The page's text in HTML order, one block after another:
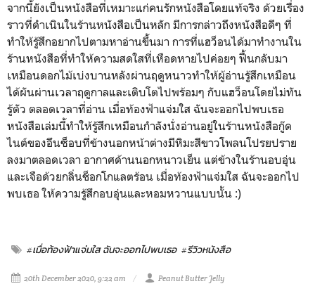
จากนี้ยังเป็นหนังสือที่เหมาะแก่คนรักหนังสือโดยแท้จริง ด้วยเรื่อง
ราวที่ดำเนินในร้านหนังสือเป็นหลัก มีการกล่าวถึงหนังสือดีๆ ที่
ทำให้รู้สึกอยากไปตามหาอ่านขึ้นมา การที่แฮว็อนได้มาทำงานใน
ร้านหนังสือที่ทำให้ความสดใสที่เหือดหายไปค่อยๆ ฟื้นกลับมา
เหมือนดอกไม้เบ่งบานหลังผ่านฤดูหนาวทำให้ผู้อ่านรู้สึกเหมือน
ได้ผันผ่านเวลาฤดูกาลและเติบโตไปพร้อมๆ กับแฮว็อนโดยไม่ทัน
รู้ตัว ตลอดเวลาที่อ่าน เมื่อท้องฟ้าแจ่มใส ฉันจะออกไปพบเธอ
หนังสือเล่มนี้ทำให้รู้สึกเหมือนกำลังนั่งอ่านอยู่ในร้านหนังสือกู๊ด
ไนต์ของอึนซ็อบที่ข้างนอกหน้าต่างมีหิมะสีขาวโพลนโปรยปราย
ลงมาตลอดเวลา อากาศด้านนอกหนาวเย็น แต่ข้างในร้านอบอุ่น
และเจือด้วยกลิ่นช็อกโกแลตร้อน เมื่อท้องฟ้าแจ่มใส ฉันจะออกไป
พบเธอ ให้ความรู้สึกอบอุ่นและหอมหวานแบบนั้น :)
#เมื่อท้องฟ้าแจ่มใส ฉันจะออกไปพบเธอ #รีวิวหนังสือ
20th December 2020, 9:22 am Peanut Butter Jelly